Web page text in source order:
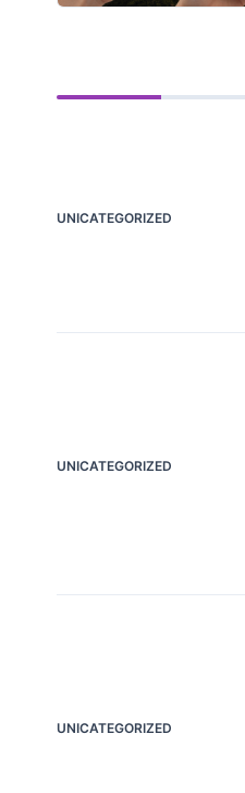
UNICATEGORIZED
UNICATEGORIZED
UNICATEGORIZED